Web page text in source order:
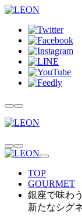
TOP
GOURMET
銀座で味わ
新たなシグ